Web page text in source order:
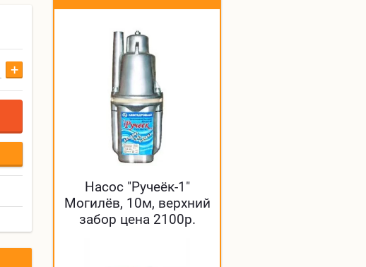
+
Насос "Ручеёк-1"
Могилёв, 10м, верхний
забор цена 2100р.